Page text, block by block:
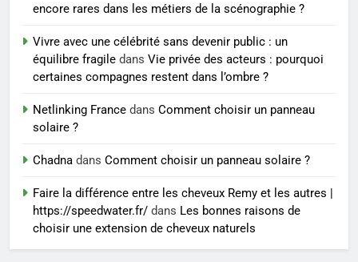
Voyance à La Rochelle : où
trouver un accompagnement
Sclérose en plaques et
femmes enceintes doivent
connaître
SANTÉ
encore rares dans les métiers de la scénographie ?
Vivre avec une célébrité sans devenir public : un
équilibre fragile dans Vie privée des acteurs : pourquoi
certaines compagnes restent dans l’ombre ?
Netlinking France dans Comment choisir un panneau
solaire ?
Chadna dans Comment choisir un panneau solaire ?
Faire la différence entre les cheveux Remy et les autres |
https://speedwater.fr/ dans Les bonnes raisons de
choisir une extension de cheveux naturels